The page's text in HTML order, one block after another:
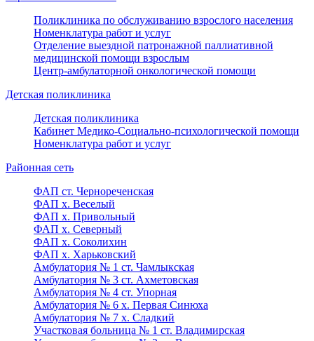
Поликлиника по обслуживанию взрослого населения
Номенклатура работ и услуг
Отделение выездной патронажной паллиативной
медицинской помощи взрослым
Центр-амбулаторной онкологической помощи
Детская поликлиника
Детская поликлиника
Кабинет Медико-Социально-психологической помощи
Номенклатура работ и услуг
Районная сеть
ФАП ст. Чернореченская
ФАП х. Веселый
ФАП х. Привольный
ФАП х. Северный
ФАП х. Соколихин
ФАП х. Харьковский
Амбулатория № 1 ст. Чамлыкская
Амбулатория № 3 ст. Ахметовская
Амбулатория № 4 ст. Упорная
Амбулатория № 6 х. Первая Синюха
Амбулатория № 7 х. Сладкий
Участковая больница № 1 ст. Владимирская